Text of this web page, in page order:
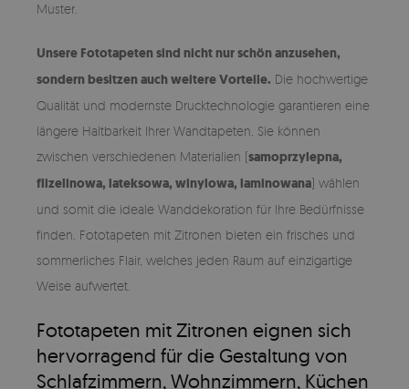
Muster.
Unsere Fototapeten sind nicht nur schön anzusehen,
sondern besitzen auch weitere Vorteile. Die hochwertige
Qualität und modernste Drucktechnologie garantieren eine
längere Haltbarkeit Ihrer Wandtapeten. Sie können
zwischen verschiedenen Materialien (samoprzylepna,
flizelinowa, lateksowa, winylowa, laminowana) wählen
und somit die ideale Wanddekoration für Ihre Bedürfnisse
finden. Fototapeten mit Zitronen bieten ein frisches und
sommerliches Flair, welches jeden Raum auf einzigartige
Weise aufwertet.
Fototapeten mit Zitronen eignen sich
hervorragend für die Gestaltung von
Schlafzimmern, Wohnzimmern, Küchen